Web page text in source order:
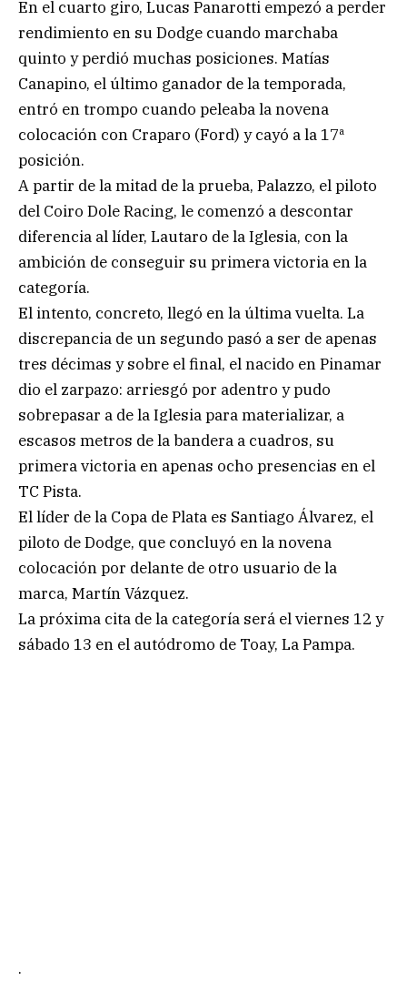
En el cuarto giro, Lucas Panarotti empezó a perder
rendimiento en su Dodge cuando marchaba
quinto y perdió muchas posiciones. Matías
Canapino, el último ganador de la temporada,
entró en trompo cuando peleaba la novena
colocación con Craparo (Ford) y cayó a la 17ª
posición.
A partir de la mitad de la prueba, Palazzo, el piloto
del Coiro Dole Racing, le comenzó a descontar
diferencia al líder, Lautaro de la Iglesia, con la
ambición de conseguir su primera victoria en la
categoría.
El intento, concreto, llegó en la última vuelta. La
discrepancia de un segundo pasó a ser de apenas
tres décimas y sobre el final, el nacido en Pinamar
dio el zarpazo: arriesgó por adentro y pudo
sobrepasar a de la Iglesia para materializar, a
escasos metros de la bandera a cuadros, su
primera victoria en apenas ocho presencias en el
TC Pista.
El líder de la Copa de Plata es Santiago Álvarez, el
piloto de Dodge, que concluyó en la novena
colocación por delante de otro usuario de la
marca, Martín Vázquez.
La próxima cita de la categoría será el viernes 12 y
sábado 13 en el autódromo de Toay, La Pampa.
.